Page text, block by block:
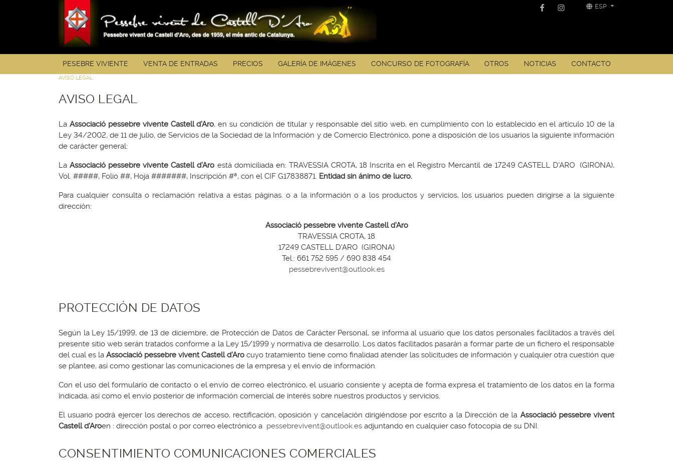
ESP
PESEBRE VIVIENTE VENTA DE ENTRADAS PRECIOS GALERÍA DE IMÁGENES CONCURSO DE FOTOGRAFÍA OTROS NOTICIAS CONTACTO
AVISO LEGAL
AVISO LEGAL
La Associació pessebre vivente Castell d'Aro, en su condición de titular y responsable del sitio web, en cumplimiento con lo establecido en el artículo 10 de la
Ley 34/2002, de 11 de julio, de Servicios de la Sociedad de la Información y de Comercio Electrónico, pone a disposición de los usuarios la siguiente información
de carácter general:
LaAssociació pessebre vivente Castell d'Aro está domiciliada en: TRAVESSIA CROTA, 18 Inscrita en el Registro Mercantil de 17249 CASTELL D'ARO (GIRONA),
Vol. #####, Folio ##, Hoja #######, Inscripción #ª, con el CIF G17838871. Entidad sin ánimo de lucro.
Para cualquier consulta o reclamación relativa a estas páginas. o a la información o a los productos y servicios, los usuarios pueden dirigirse a la siguiente
dirección:
Associació pessebre vivente Castell d'Aro
TRAVESSIA CROTA, 18
17249 CASTELL D'ARO (GIRONA)
Tel.: 661 752 595 / 690 838 454
pessebrevivent@outlook.es
PROTECCIÓN DE DATOS
Según la Ley 15/1999, de 13 de diciembre, de Protección de Datos de Carácter Personal, se informa al usuario que los datos personales facilitados a través del
presente sitio web serán tratados conforme a la Ley 15/1999 y normativa de desarrollo. Los datos facilitados pasarán a formar parte de un fichero el responsable
del cual es laAssociació pessebre vivent Castell d'Aro cuyo tratamiento tiene como finalidad atender las solicitudes de información y cualquier otra cuestión que
se plantee, así como gestionar las comunicaciones de la empresa y el envío de información.
Con el uso del formulario de contacto o el envío de correo electrónico, el usuario consiente y acepta de forma expresa el tratamiento de los datos en la forma
indicada, así como el envío posterior de información comercial de interés sobre nuestros productos y servicios.
El usuario podrá ejercer los derechos de acceso, rectificación, oposición y cancelación dirigiéndose por escrito a la Dirección de la Associació pessebre vivent
Castell d'Aroen : dirección postal o por correo electrónico a pessebrevivent@outlook.es adjuntando en cualquier caso fotocopia de su DNI.
CONSENTIMIENTO COMUNICACIONES COMERCIALES